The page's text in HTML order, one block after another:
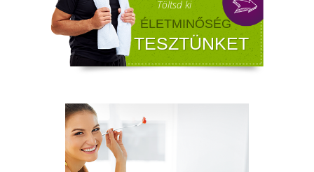
Amikor a hőmérséklet tartósan 30–35 °C fölé
emelkedik, szervezetünk hőszabályozó
rendszere komoly terhelés alá kerül.Tünetek,
megoldások!